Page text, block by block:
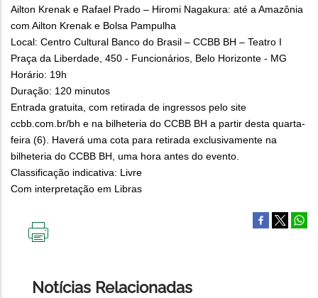
Ailton Krenak e Rafael Prado – Hiromi Nagakura: até a Amazônia
com Ailton Krenak e Bolsa Pampulha
Local: Centro Cultural Banco do Brasil – CCBB BH – Teatro I
Praça da Liberdade, 450 - Funcionários, Belo Horizonte - MG
Horário: 19h
Duração: 120 minutos
Entrada gratuita, com retirada de ingressos pelo site
ccbb.com.br/bh e na bilheteria do CCBB BH a partir desta quarta-
feira (6). Haverá uma cota para retirada exclusivamente na
bilheteria do CCBB BH, uma hora antes do evento.
Classificação indicativa: Livre
Com interpretação em Libras
Notícias Relacionadas